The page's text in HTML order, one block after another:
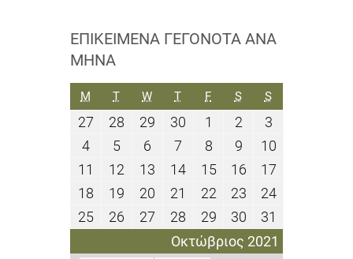
ΕΠΙΚΕΊΜΕΝΑ ΓΕΓΟΝΌΤΑ ΑΝΆ
ΜΉΝΑ
Οκτώβριος 2021
M ΔΕΥΤΈΡΑ
TΤΡΊΤΗ
WΤΕΤΆΡΤΗ
TΠΈΜΠΤΗ
FΠΑΡΑΣΚΕΥΉ
SΣΆΒΒΑΤΟ
SΚΥΡΙΑΚΉ
27
Σεπτεμβρίου
2021
28
Σεπτεμβρίου
2021
29
Σεπτεμβρίου
2021
30
Σεπτεμβρίου
2021
1
Οκτωβρίου
2021
22
Οκτωβρίου
2021
33
Οκτωβρίου
2021
44
Οκτωβρίου
2021
55
Οκτωβρίου
2021
6
Οκτωβρίου
2021
7
Οκτωβρίου
2021
88
Οκτωβρίου
2021
99
Οκτωβρίου
2021
1010
Οκτωβρίου
11
Οκτωβρίου
2021
12
Οκτωβρίου
2021
13
Οκτωβρίου
2021
1414
Οκτωβρίου
2021
1515
Οκτωβρίου
2021
1616
Οκτωβρίου
2021
1717
18
Οκτωβρίου
2021
19
Οκτωβρίου
2021
20
Οκτωβρίου
2021
21
Οκτωβρίου
2021
2222
Οκτωβρίου
2021
2323
Οκτωβρίου
2021
2424
2021
2525
Οκτωβρίου
26
Οκτωβρίου
27
Οκτωβρίου
2021
28
Οκτωβρίου
2021
2929
Οκτωβρίου
2021
3030
Οκτωβρίου
2021
31
Οκτωβρίου
2021